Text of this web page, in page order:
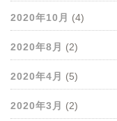
2020年10月 (4)
2020年8月 (2)
2020年4月 (5)
2020年3月 (2)